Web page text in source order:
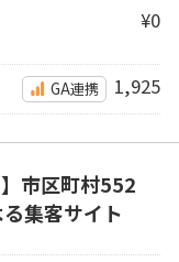
¥0
GA連携 1,925
市区町村552
集客サイト